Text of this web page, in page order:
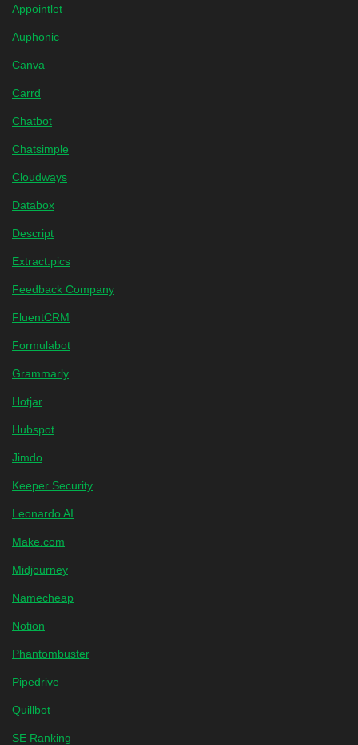
Appointlet
Auphonic
Canva
Carrd
Chatbot
Chatsimple
Cloudways
Databox
Descript
Extract.pics
Feedback Company
FluentCRM
Formulabot
Grammarly
Hotjar
Hubspot
Jimdo
Keeper Security
Leonardo AI
Make.com
Midjourney
Namecheap
Notion
Phantombuster
Pipedrive
Quillbot
SE Ranking